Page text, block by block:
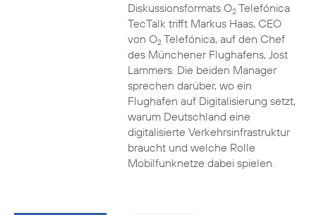
Diskussionsformats O2Telefónica
TecTalk trifft Markus Haas, CEO
von O2Telefónica, auf den Chef
des Münchener Flughafens, Jost
Lammers. Die beiden Manager
sprechen darüber, wo ein
Flughafen auf Digitalisierung setzt,
warum Deutschland eine
digitalisierte Verkehrsinfrastruktur
braucht und welche Rolle
Mobilfunknetze dabei spielen.